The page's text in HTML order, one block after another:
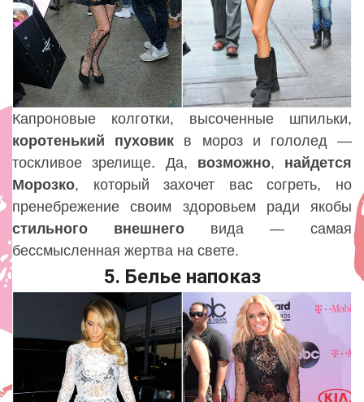
Капроновые колготки, высоченные шпильки,
коротенький
пуховик в мороз и гололед —
тоскливое зрелище. Да, возможно, найдется
Морозко, который захочет вас согреть, но
пренебрежение своим здоровьем ради якобы
стильного
внешнего вида — самая
бессмысленная жертва на свете.
5. Белье напоказ